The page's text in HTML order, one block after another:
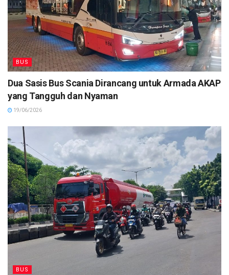
BUS
Dua Sasis Bus Scania Dirancang untuk Armada AKAP
yang Tangguh dan Nyaman
19/06/2026
BUS